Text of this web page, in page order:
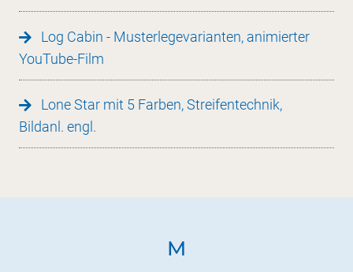
Log Cabin - Musterlegevarianten, animierter
YouTube-Film
Lone Star mit 5 Farben, Streifentechnik,
Bildanl. engl.
M